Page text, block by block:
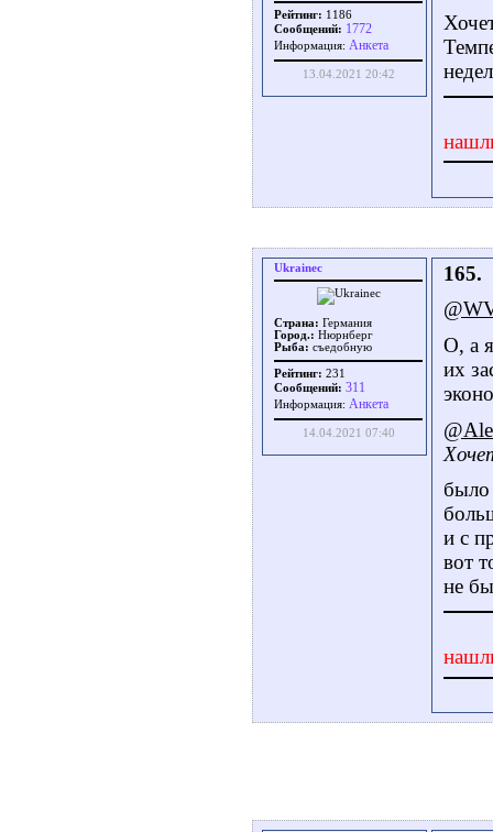
Рейтинг: 1186
Сообщений: 1772
Информация: Aнкета
13.04.2021 20:42
Ukrainec
Страна: Германия
Город.: Нюрнберг
Рыба: съедобную
Рейтинг: 231
Сообщений: 311
Информация: Aнкета
14.04.2021 07:40
165.
О, а
их
было
и с
вот
не